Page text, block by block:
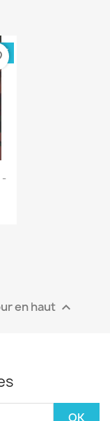
-
en haut 